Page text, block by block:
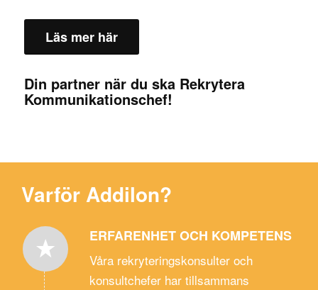
Läs mer här
Din partner när du ska Rekrytera
Kommunikationschef!
Varför Addilon?
ERFARENHET OCH KOMPETENS
Våra rekryteringskonsulter och
konsultchefer har tillsammans